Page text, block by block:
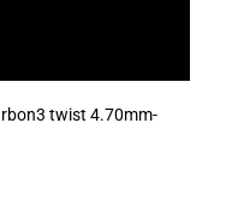
twist 4.70mm-